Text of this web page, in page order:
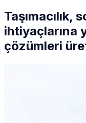
Taşımacılık,
ihtiyaçlarına
çözümleri